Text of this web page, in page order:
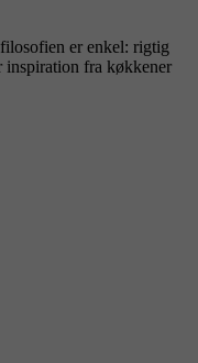
er enkel: rigtig
inspiration fra køkkener